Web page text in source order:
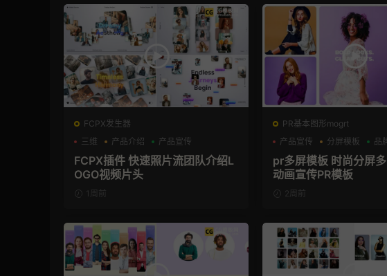
FCPX发生器
三维
产品介绍 产品宣传
FCPX插件 快速照片流团队介绍L
OGO视频片头
1周前
PR基本图形mogrt
产品宣传
分屏模板 品
pr多屏模板 时尚分屏
动画宣传PR模板
2周前